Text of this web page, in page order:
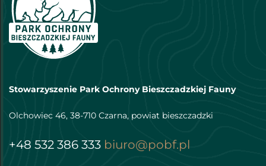
Stowarzyszenie Park Ochrony Bieszczadzkiej Fauny
Olchowiec 46, 38-710 Czarna, powiat bieszczadzki
+48 532 386 333 biuro@pobf.pl